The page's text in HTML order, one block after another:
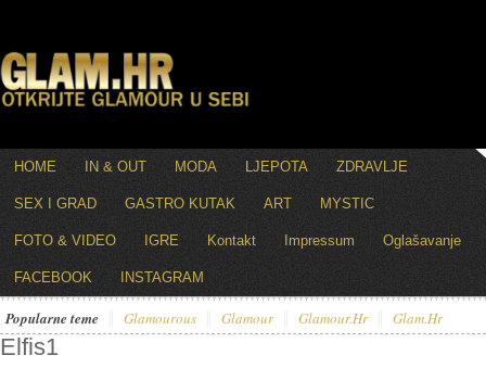
HOME IN & OUT MODA LJEPOTA ZDRAVLJE
SEX I GRAD GASTRO KUTAK ART MYSTIC
FOTO & VIDEO IGRE Kontakt Impressum Oglašavanje
FACEBOOK INSTAGRAM
Popularne teme Glamourous Glamour Glamour.hr Glam.hr
Elfis1